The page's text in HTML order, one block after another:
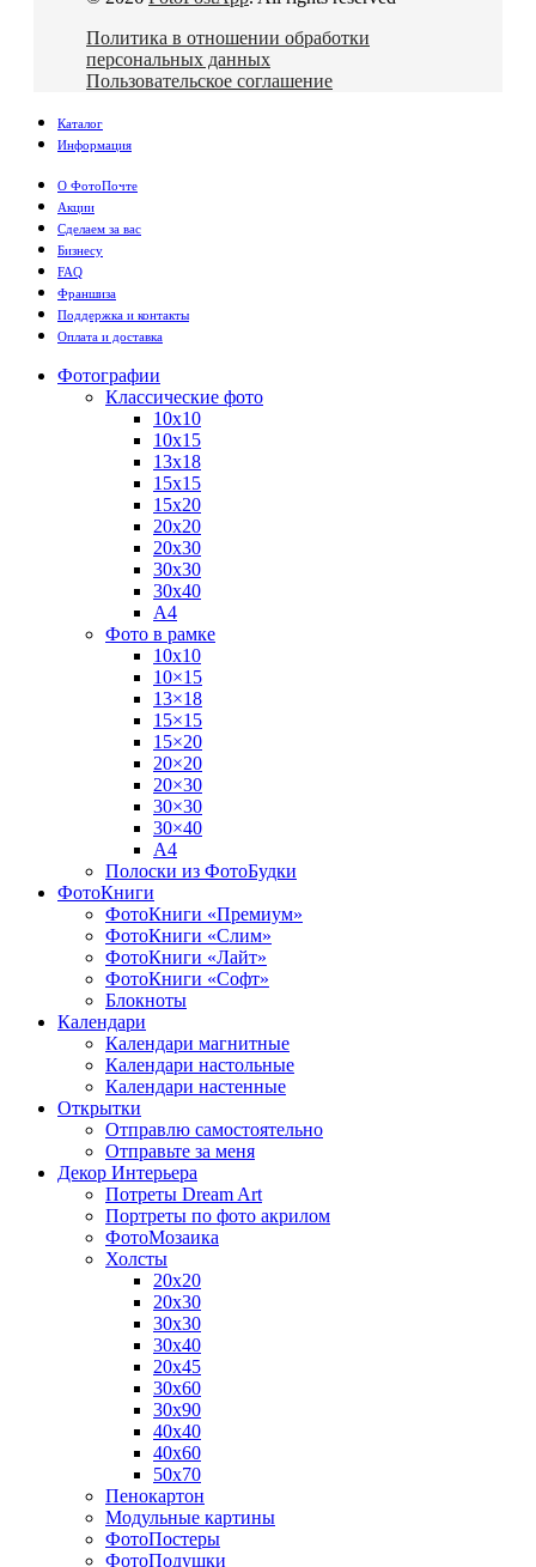
Политика в отношении обработки
персональных данных
Пользовательское соглашение
Каталог
Информация
О ФотоПочте
Акции
Сделаем за вас
Бизнесу
FAQ
Франшиза
Поддержка и контакты
Оплата и доставка
Фотографии
Классические фото
10х10
10х15
13х18
15х15
15х20
20х20
20х30
30х30
30х40
А4
Фото в рамке
10х10
10×15
13×18
15×15
15×20
20×20
20×30
30×30
30×40
A4
Полоски из ФотоБудки
ФотоКниги
ФотоКниги «Премиум»
ФотоКниги «Слим»
ФотоКниги «Лайт»
ФотоКниги «Софт»
Блокноты
Календари
Календари магнитные
Календари настольные
Календари настенные
Открытки
Отправлю самостоятельно
Отправьте за меня
Декор Интерьера
Потреты Dream Art
Портреты по фото акрилом
ФотоМозаика
Холсты
20х20
20х30
30х30
30х40
20х45
30х60
30х90
40х40
40х60
50х70
Пенокартон
Модульные картины
ФотоПостеры
ФотоПодушки